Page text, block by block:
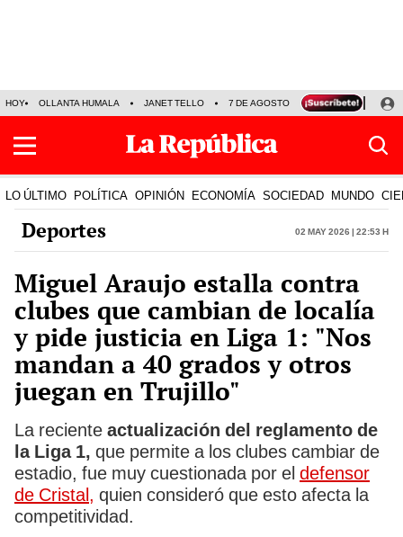
HOY OLLANTA HUMALA JANET TELLO 7 DE AGOSTO TINKA RESULTADOS
LO ÚLTIMO POLÍTICA OPINIÓN ECONOMÍA SOCIEDAD MUNDO
Deportes 02 May 2026 | 22:53 h
Miguel Araujo estalla contra
clubes que cambian de localía
y pide justicia en Liga 1: "Nos
mandan a 40 grados y otros
juegan en Trujillo"
La reciente actualización del reglamento de
la Liga 1, que permite a los clubes cambiar de
estadio, fue muy cuestionada por el defensor
de Cristal, quien consideró que esto afecta la
competitividad.